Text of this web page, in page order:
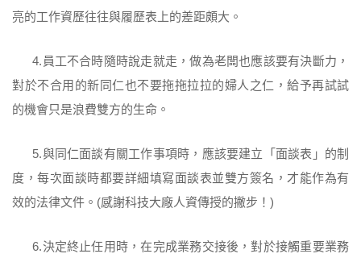
亮的工作資歷往往與履歷表上的差距頗大。
4.員工不合時隨時說走就走，做為老闆也應該要有決斷力，
對於不合用的新同仁也不要拖拖拉拉的婦人之仁，給予再試試
的機會只是浪費雙方的生命。
5.與同仁面談有關工作事項時，應該要建立「面談表」的制
度，每次面談時都要詳細填寫面談表並雙方簽名，才能作為有
效的法律文件。(感謝科技大廠人資傳授的撇步！)
6.決定終止任用時，在完成業務交接後，對於接觸重要業務